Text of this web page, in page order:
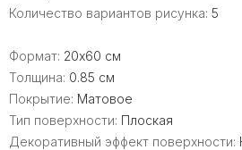
Количество вариантов рисунка: 5
Формат: 20x60 см
Толщина: 0.85 см
Покрытие: Матовое
Тип поверхности: Плоская
Декоративный эффект поверхности: